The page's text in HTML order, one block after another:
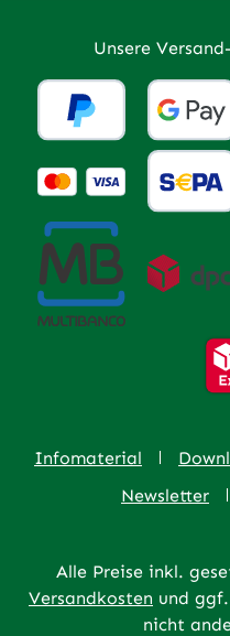
Unsere
Infomaterial
Newsletter
Alle Preise inkl.
Versandkosten und
nicht